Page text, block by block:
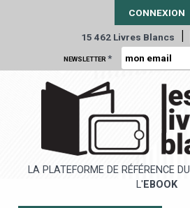
CONNEXION
15 462 Livres Blancs |
NEWSLETTER *
LA PLATEFORME DE RÉFÉRENCE DU
L' EBOOK